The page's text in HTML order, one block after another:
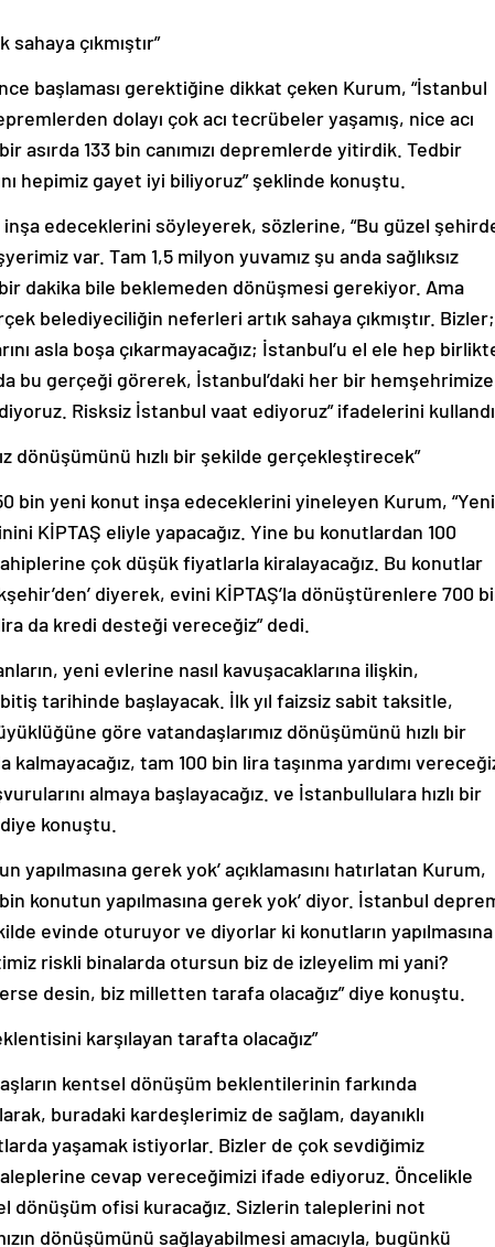
dolayı çok acı tecrübeler yaşamış, nice acı
asırda 133 bin canımızı depremlerde yitirdik. Tedbir
hepimiz gayet iyi biliyoruz” şeklinde konuştu.
var. Tam 1,5 milyon yuvamız şu anda sağlıksız
dakika bile beklemeden dönüşmesi gerekiyor. Ama
belediyeciliğin neferleri artık sahaya çıkmıştır. Bizler;
asla boşa çıkarmayacağız; İstanbul’u el ele hep birlikte
bu gerçeği görerek, İstanbul’daki her bir hemşehrimize
Risksiz İstanbul vaat ediyoruz” ifadelerini kullandı.
KİPTAŞ eliyle yapacağız. Yine bu konutlardan 100
çok düşük fiyatlarla kiralayacağız. Bu konutlar
diyerek, evini KİPTAŞ’la dönüştürenlere 700 bin
da kredi desteği vereceğiz” dedi.
tarihinde başlayacak. İlk yıl faizsiz sabit taksitle,
göre vatandaşlarımız dönüşümünü hızlı bir
tam 100 bin lira taşınma yardımı vereceğiz.
almaya başlayacağız. ve İstanbullulara hızlı bir
konuştu.
konutun yapılmasına gerek yok’ diyor. İstanbul deprem
evinde oturuyor ve diyorlar ki konutların yapılmasına
riskli binalarda otursun biz de izleyelim mi yani?
desin, biz milletten tarafa olacağız” diye konuştu.
buradaki kardeşlerimiz de sağlam, dayanıklı
yaşamak istiyorlar. Bizler de çok sevdiğimiz
cevap vereceğimizi ifade ediyoruz. Öncelikle
dönüşüm ofisi kuracağız. Sizlerin taleplerini not
dönüşümünü sağlayabilmesi amacıyla, bugünkü